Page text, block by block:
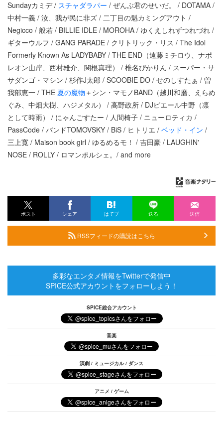
Sundayカミデ / スチャダラパー / ぜんぶ君のせいだ。 / DOTAMA /
中村一義 / 汝、我が民に非ズ / 二丁目の魁カミングアウト /
Negicco / 般若 / BILLIE IDLE / MOROHA / ゆくえしれずつれづれ /
ギターウルフ / GANG PARADE / クリトリック・リス / The Idol
Formerly Known As LADYBABY / THE END（遠藤ミチロウ、ナポ
レオン山岸、西村雄介、関根真理） / 椎名ぴかりん / スーパー・サ
サダンゴ・マシン / 杉作J太郎 / SCOOBIE DO / せのしすたぁ / 曽
我部恵一 / THE 夏の魔物 ＋シン・マモノBAND（越川和磨、えらめ
ぐみ、中畑大樹、ハジメタル） / 高野政所 / DJピエール中野（凛
として時雨） / にゃんごすたー / 人間椅子 / ニューロティカ /
PassCode / バンドTOMOVSKY / BiS / ヒトリエ / ベッド・イン /
三上寛 / Maison book girl / ゆるめるモ！ / 吉田豪 / LAUGHIN'
NOSE / ROLLY / ロマンポルシェ。/ and more
ポスト シェア はてブ 送る 送信
RSSフィードの購読はこちら
多彩なエンタメ情報をTwitterで発信中
SPICE公式アカウントをフォローしよう！
SPICE総合アカウント
音楽
演劇 / ミュージカル / ダンス
アニメ / ゲーム